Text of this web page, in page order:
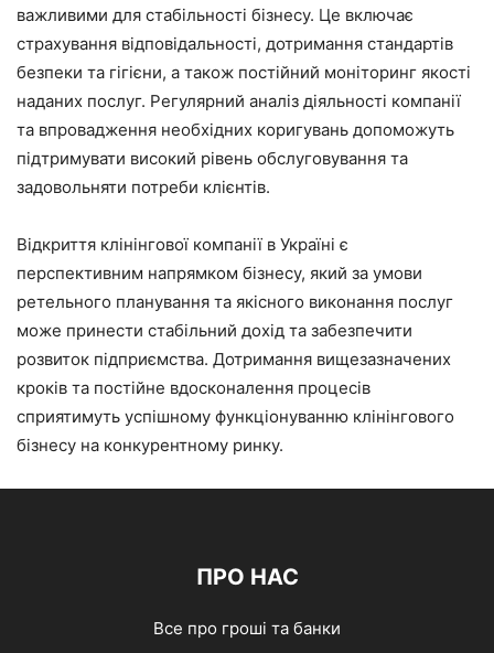
важливими для стабільності бізнесу. Це включає
страхування відповідальності, дотримання стандартів
безпеки та гігієни, а також постійний моніторинг якості
наданих послуг. Регулярний аналіз діяльності компанії
та впровадження необхідних коригувань допоможуть
підтримувати високий рівень обслуговування та
задовольняти потреби клієнтів.​
Відкриття клінінгової компанії в Україні є
перспективним напрямком бізнесу, який за умови
ретельного планування та якісного виконання послуг
може принести стабільний дохід та забезпечити
розвиток підприємства. Дотримання вищезазначених
кроків та постійне вдосконалення процесів
сприятимуть успішному функціонуванню клінінгового
бізнесу на конкурентному ринку.​
ПРО НАС
Все про гроші та банки